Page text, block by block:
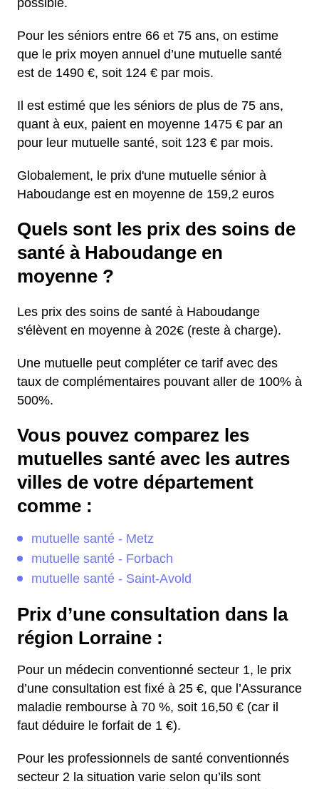
possible.
Pour les séniors entre 66 et 75 ans, on estime
que le prix moyen annuel d’une mutuelle santé
est de 1490 €, soit 124 € par mois.
Il est estimé que les séniors de plus de 75 ans,
quant à eux, paient en moyenne 1475 € par an
pour leur mutuelle santé, soit 123 € par mois.
Globalement, le prix d'une mutuelle sénior à
Haboudange est en moyenne de 159,2 euros
Quels sont les prix des soins de
santé à Haboudange en
moyenne ?
Les prix des soins de santé à Haboudange
s'élèvent en moyenne à 202€ (reste à charge).
Une mutuelle peut compléter ce tarif avec des
taux de complémentaires pouvant aller de 100% à
500%.
Vous pouvez comparez les
mutuelles santé avec les autres
villes de votre département
comme :
mutuelle santé - Metz
mutuelle santé - Forbach
mutuelle santé - Saint-Avold
Prix d’une consultation dans la
région Lorraine :
Pour un médecin conventionné secteur 1, le prix
d’une consultation est fixé à 25 €, que l’Assurance
maladie rembourse à 70 %, soit 16,50 € (car il
faut déduire le forfait de 1 €).
Pour les professionnels de santé conventionnés
secteur 2 la situation varie selon qu’ils sont